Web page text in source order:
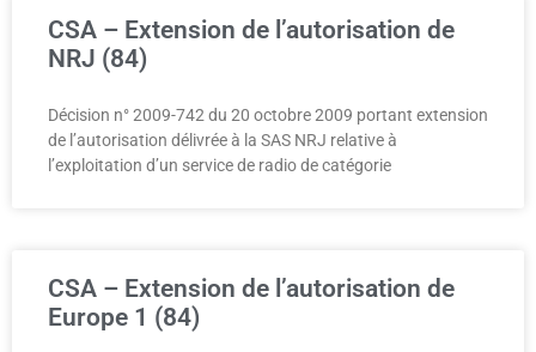
CSA – Extension de l’autorisation de
NRJ (84)
Décision n° 2009-742 du 20 octobre 2009 portant extension
de l’autorisation délivrée à la SAS NRJ relative à
l’exploitation d’un service de radio de catégorie
CSA – Extension de l’autorisation de
Europe 1 (84)